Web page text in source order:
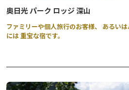
奥日光 パーク ロッジ 深山
ファミリーや個人旅行のお客様、 あるい
には 重宝な宿です。